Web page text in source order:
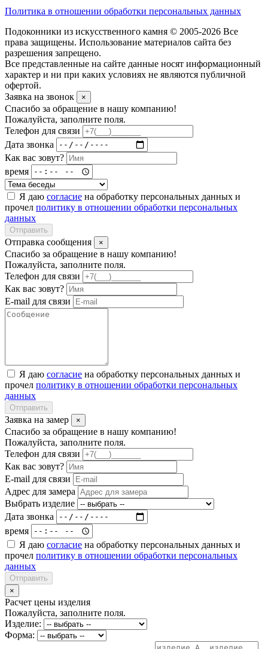
Политика в отношении обработки персональных данных
Подоконники из искусственного камня © 2005-2026 Все
права защищены. Использование материалов сайта без
разрешения запрещено.
Все представленные на сайте данные носят информационный
характер и ни при каких условиях не являются публичной
офертой.
Заявка на звонок
×
Спасибо за обращение в нашу компанию!
Пожалуйста, заполните поля.
Телефон для связи
Дата звонка
Как вас зовут?
время
Я даю согласие на обработку персональных данных и
прочел политику в отношении обработки персональных
данных
Отправить
Отправка сообщения ×
Спасибо за обращение в нашу компанию!
Пожалуйста, заполните поля.
Телефон для связи
Как вас зовут?
E-mail для связи
Я даю согласие на обработку персональных данных и
прочел политику в отношении обработки персональных
данных
Отправить
Заявка на замер ×
Спасибо за обращение в нашу компанию!
Пожалуйста, заполните поля.
Телефон для связи
Как вас зовут?
E-mail для связи
Адрес для замера
Выбрать изделие
Дата звонка
время
Я даю согласие на обработку персональных данных и
прочел политику в отношении обработки персональных
данных
Отправить
×
Расчет цены изделия
Пожалуйста, заполните поля.
Изделие:
Форма: